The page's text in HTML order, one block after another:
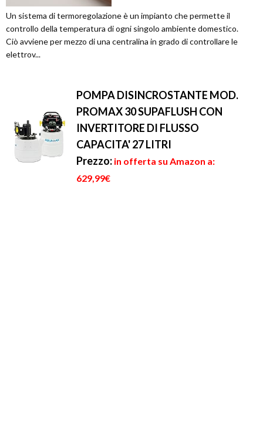
Un sistema di termoregolazione è un impianto che permette il
controllo della temperatura di ogni singolo ambiente domestico.
Ciò avviene per mezzo di una centralina in grado di controllare le
elettrov...
POMPA DISINCROSTANTE MOD.
PROMAX 30 SUPAFLUSH CON
INVERTITORE DI FLUSSO
CAPACITA' 27 LITRI
Prezzo: in offerta su Amazon a:
629,99€